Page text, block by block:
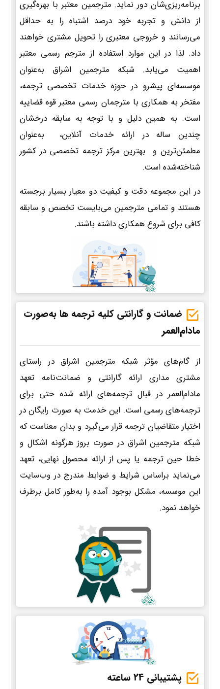
برنامه‌ریزی‌شان دور نماید. مترجمین معتبر با بهره‌گیری
از دانش و تجربه خود درصد اشتباه را به حداقل
می‌رسانند و خروجی معتبری را تحویل مشتری خواهند
داد. لذا در این موارد استفاده از مترجم رسمی معتبر
اهمیت می‌یابد. شبکه مترجمین اشراق به‌عنوان
موسسه‌ای پیشرو در حوزه خدمات تخصصی ترجمه،
مفتخر به همکاری با مترجمان رسمی معتبر قوه قضاییه
است. به همین دلیل و با توجه به سابقه درخشان
چندین ساله در ارائه خدمات آنلاین، به‌عنوان
مطمئن‌ترین و بهترین مرکز ترجمه تخصصی در کشور
شناخته‌شده است.
در این مجموعه دقت و کیفیت دو معیار بسیار برجسته
هستند و تمامی مترجمین می‌بایست تخصص و سابقه
کافی برای شروع همکاری داشته باشند.
ضمانت و گارانتی کلیه ترجمه ها به‌صورت
مادام‌العمر
از گام‌های مؤثر شبکه مترجمین اشراق در راستای
مشتری مداری ارائه گارانتی و ضمانت‌نامه تعهد
مادام‌العمر در قبال ترجمه‌های ارائه شده حتی برای
ترجمه‌های رسمی است. این خدمت به صورت رایگان در
اختیار متقاضیان ترجمه قرار می‌گیرد و بدان معناست که
شبکه مترجمین اشراق در صورت بروز هرگونه اشکال و
خطا حین ترجمه یا پس از ارائه محصول نهایی، تعهد
می‌نماید براساس شرایط و ضوابط مندرج در وب‌سایت
این موسسه، مشکل بوجود آمده را به‌طور کامل برطرف
خواهد نمود.
پشتیبانی 24 ساعته